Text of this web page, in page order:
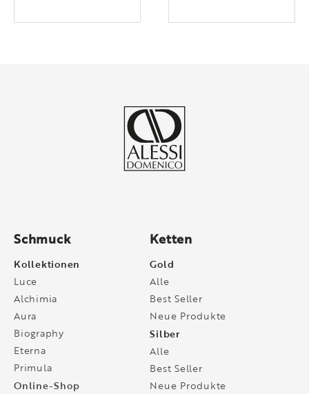
Schmuck
Kollektionen
Luce
Alchimia
Aura
Biography
Eterna
Primula
Online-Shop
Ketten
Gold
Alle
Best Seller
Neue Produkte
Silber
Alle
Best Seller
Neue Produkte